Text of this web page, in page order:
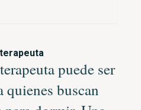
puede ser
quienes buscan